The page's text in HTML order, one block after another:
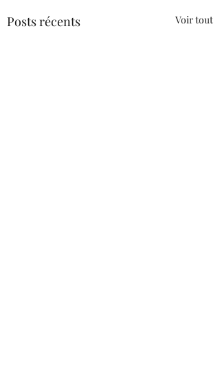
Posts récents Voir tout